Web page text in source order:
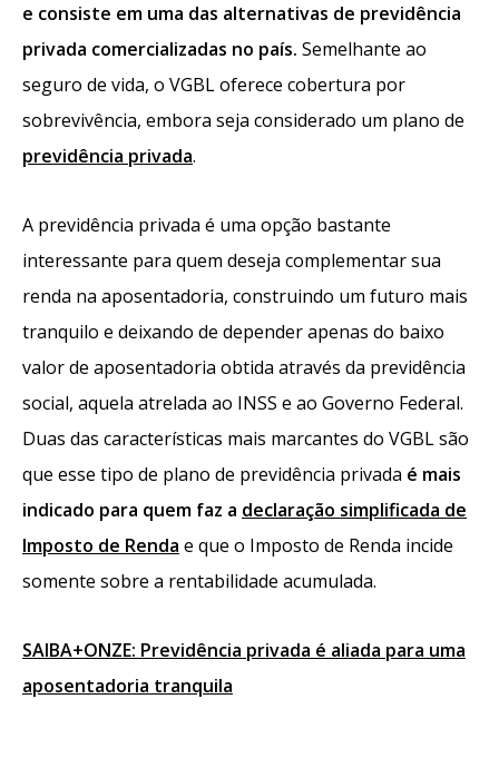
e consiste em uma das alternativas de previdência
privada comercializadas no país. Semelhante ao
seguro de vida, o VGBL oferece cobertura por
sobrevivência, embora seja considerado um plano de
previdência privada.
A previdência privada é uma opção bastante
interessante para quem deseja complementar sua
renda na aposentadoria, construindo um futuro mais
tranquilo e deixando de depender apenas do baixo
valor de aposentadoria obtida através da previdência
social, aquela atrelada ao INSS e ao Governo Federal.
Duas das características mais marcantes do VGBL são
que esse tipo de plano de previdência privada é mais
indicado para quem faz a declaração simplificada de
Imposto de Renda e que o Imposto de Renda incide
somente sobre a rentabilidade acumulada.
SAIBA+ONZE: Previdência privada é aliada para uma
aposentadoria tranquila